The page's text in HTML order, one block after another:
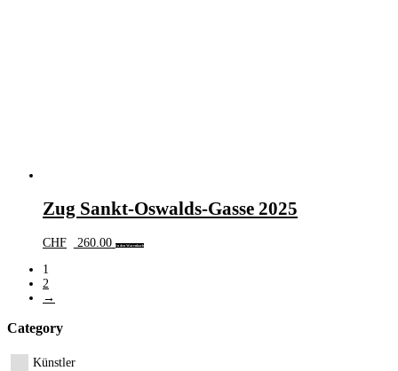
Zug Sankt-Oswalds-Gasse 2025
CHF 260.00 In den Warenkorb
1
2
→
Category
Künstler